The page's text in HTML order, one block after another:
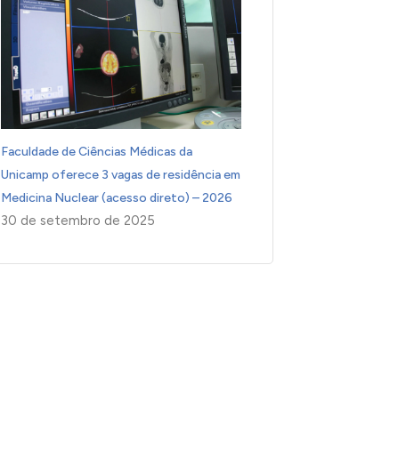
Faculdade de Ciências Médicas da
Unicamp oferece 3 vagas de residência em
Medicina Nuclear (acesso direto) – 2026
30 de setembro de 2025